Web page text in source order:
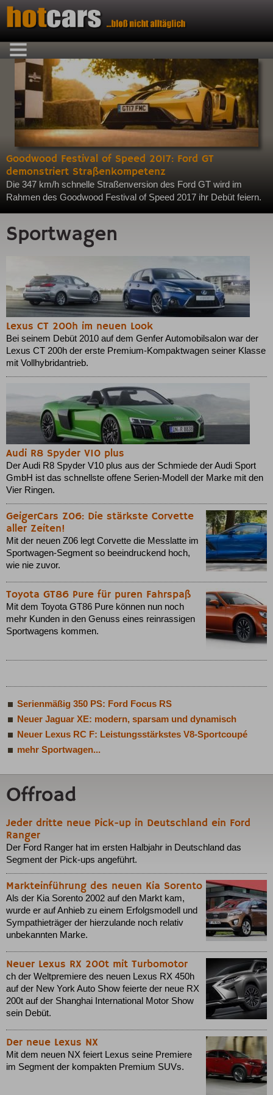
Goodwood Festival of Speed 2017: Ford GT
demonstriert Straßenkompetenz
Die 347 km/h schnelle Straßenversion des Ford GT wird im
Rahmen des Goodwood Festival of Speed 2017 ihr Debüt feiern.
Sportwagen
Lexus CT 200h im neuen Look
Bei seinem Debüt 2010 auf dem Genfer Automobilsalon war der
Lexus CT 200h der erste Premium-Kompaktwagen seiner Klasse
mit Vollhybridantrieb.
Audi R8 Spyder V10 plus
Der Audi R8 Spyder V10 plus aus der Schmiede der Audi Sport
GmbH ist das schnellste offene Serien-Modell der Marke mit den
Vier Ringen.
GeigerCars Z06: Die stärkste Corvette
aller Zeiten!
Mit der neuen Z06 legt Corvette die Messlatte im
Sportwagen-Segment so beeindruckend hoch,
wie nie zuvor.
Toyota GT86 Pure für puren Fahrspaß
Mit dem Toyota GT86 Pure können nun noch
mehr Kunden in den Genuss eines reinrassigen
Sportwagens kommen.
Serienmäßig 350 PS: Ford Focus RS
Neuer Jaguar XE: modern, sparsam und dynamisch
Neuer Lexus RC F: Leistungsstärkstes V8-Sportcoupé
mehr Sportwagen...
Offroad
Jeder dritte neue Pick-up in Deutschland ein Ford
Ranger
Der Ford Ranger hat im ersten Halbjahr in Deutschland das
Segment der Pick-ups angeführt.
Markteinführung des neuen Kia Sorento
Als der Kia Sorento 2002 auf den Markt kam,
wurde er auf Anhieb zu einem Erfolgsmodell und
Sympathieträger der hierzulande noch relativ
unbekannten Marke.
Neuer Lexus RX 200t mit Turbomotor
ch der Weltpremiere des neuen Lexus RX 450h
auf der New York Auto Show feierte der neue RX
200t auf der Shanghai International Motor Show
sein Debüt.
Der neue Lexus NX
Mit dem neuen NX feiert Lexus seine Premiere
im Segment der kompakten Premium SUVs.